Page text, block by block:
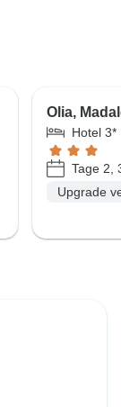
Olia,
Hotel 3*
Tage 2,
Upgrade